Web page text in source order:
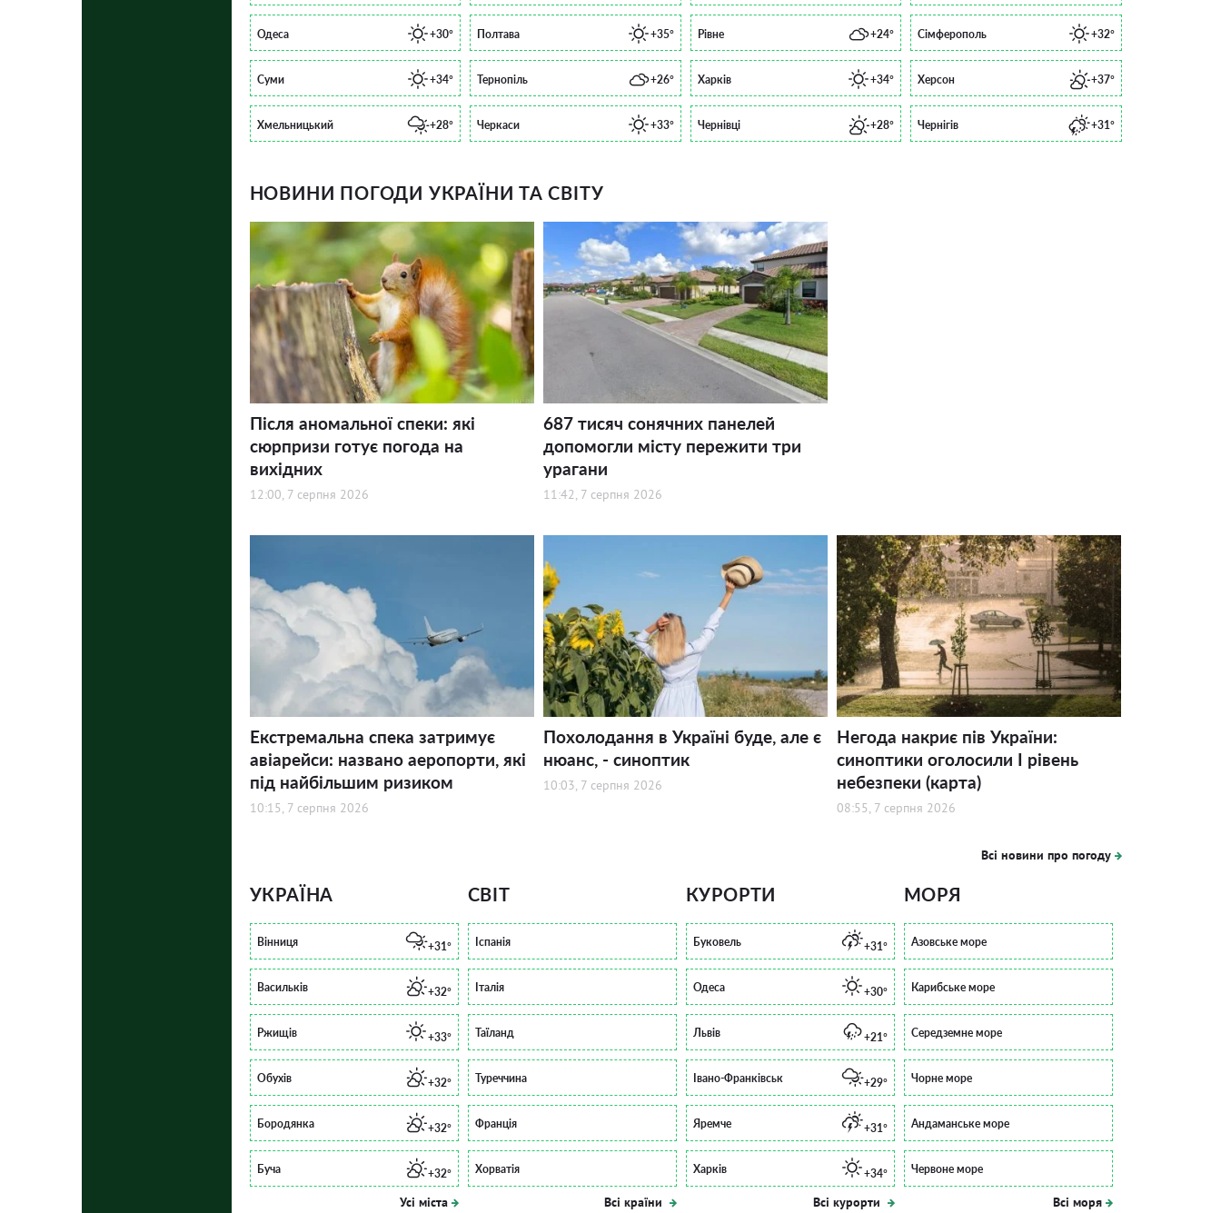
Одеса +30° Полтава +35° Рівне +24° Сімферополь +32°
Суми +34° Тернопіль +26° Харків +34° Херсон +37°
Хмельницький +28° Черкаси +33° Чернівці +28° Чернігів +31°
НОВИНИ ПОГОДИ УКРАЇНИ ТА СВІТУ
Після аномальної спеки: які
сюрпризи готує погода на
вихідних
12:00, 7 серпня 2026
687 тисяч сонячних панелей
допомогли місту пережити три
урагани
11:42, 7 серпня 2026
Екстремальна спека затримує
авіарейси: названо аеропорти, які
під найбільшим ризиком
10:15, 7 серпня 2026
Похолодання в Україні буде, але є
нюанс, - синоптик
10:03, 7 серпня 2026
Негода накриє пів України:
синоптики оголосили І рівень
небезпеки (карта)
08:55, 7 серпня 2026
Всі новини про погоду
УКРАЇНА
Вінниця +31°
Васильків +32°
Ржищів +33°
Обухів +32°
Бородянка +32°
Буча +32°
Усі міста
СВІТ
Іспанія
Італія
Таїланд
Туреччина
Франція
Хорватія
Всі країни
КУРОРТИ
Буковель +31°
Одеса +30°
Львів +21°
Івано-Франківськ +29°
Яремче +31°
Харків +34°
Всі курорти
МОРЯ
Азовське море
Карибське море
Середземне море
Чорне море
Андаманське море
Червоне море
Всі моря